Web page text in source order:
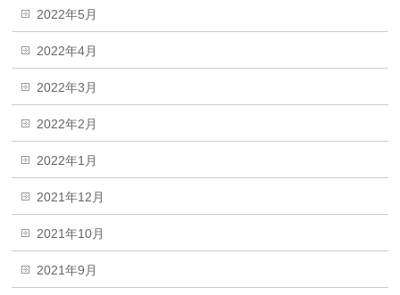
2022年5月
2022年4月
2022年3月
2022年2月
2022年1月
2021年12月
2021年10月
2021年9月